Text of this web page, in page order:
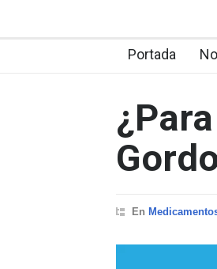
Portada
En